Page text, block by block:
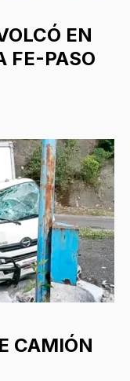
EN
FE-PASO
CAMIÓN